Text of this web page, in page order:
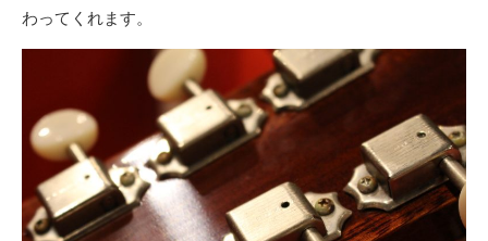
わってくれます。